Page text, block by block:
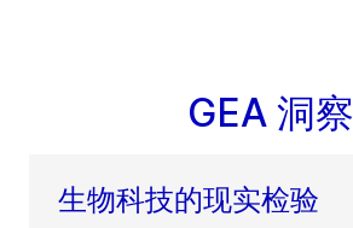
GEA 洞察
生物科技的现实检验